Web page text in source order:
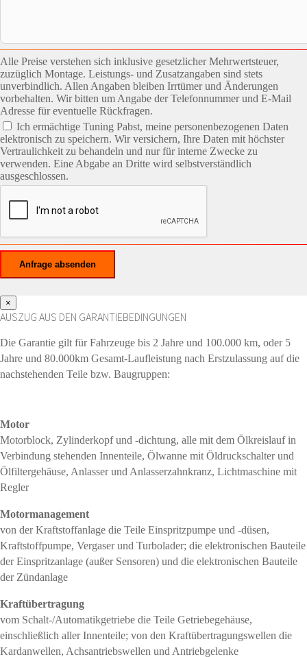
Alle Preise verstehen sich inklusive gesetzlicher Mehrwertsteuer,
zuzüglich Montage. Leistungs- und Zusatzangaben sind stets
unverbindlich. Allen Angaben bleiben Irrtümer und Änderungen
vorbehalten. Wir bitten um Angabe der Telefonnummer und E-Mail
Adresse für eventuelle Rückfragen.
Ich ermächtige Tuning Pabst, meine personenbezogenen Daten
elektronisch zu speichern. Wir versichern, Ihre Daten mit höchster
Vertraulichkeit zu behandeln und nur für interne Zwecke zu
verwenden. Eine Abgabe an Dritte wird selbstverständlich
ausgeschlossen.
×
AUSZUG AUS DEN GARANTIEBEDINGUNGEN
Die Garantie gilt für Fahrzeuge bis 2 Jahre und 100.000 km, oder 5
Jahre und 80.000km Gesamt-Laufleistung nach Erstzulassung auf die
nachstehenden Teile bzw. Baugruppen:
Motor
Motorblock, Zylinderkopf und -dichtung, alle mit dem Ölkreislauf in
Verbindung stehenden Innenteile, Ölwanne mit Öldruckschalter und
Ölfiltergehäuse, Anlasser und Anlasserzahnkranz, Lichtmaschine mit
Regler
Motormanagement
von der Kraftstoffanlage die Teile Einspritzpumpe und -düsen,
Kraftstoffpumpe, Vergaser und Turbolader; die elektronischen Bauteile
der Einspritzanlage (außer Sensoren) und die elektronischen Bauteile
der Zündanlage
Kraftübertragung
vom Schalt-/Automatikgetriebe die Teile Getriebegehäuse,
einschließlich aller Innenteile; von den Kraftübertragungswellen die
Kardanwellen, Achsantriebswellen und Antriebgelenke